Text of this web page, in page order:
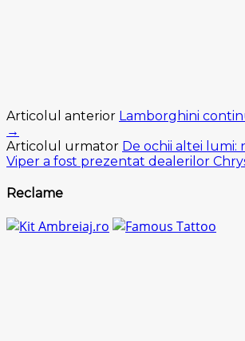
Articolul anterior Lamborghini
→
Articolul urmator De ochii altei lumi:
Viper a fost prezentat dealerilor
Reclame